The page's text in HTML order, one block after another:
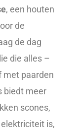
, een houten
de
de dag
die alles –
met paarden
biedt meer
scones,
is,